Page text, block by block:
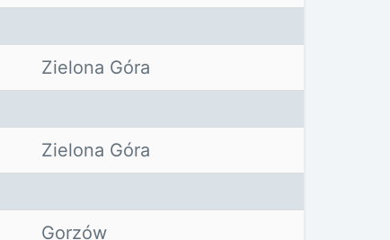
Zielona Góra
Zielona Góra
Gorzów